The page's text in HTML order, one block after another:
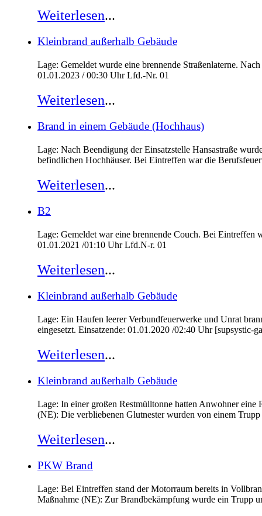
Weiterlesen...
Kleinbrand außerhalb Gebäude
Lage: Gemeldet wurde eine brennende Straßenlaterne.
01.01.2023 / 00:30 Uhr Lfd.-Nr. 01
Weiterlesen...
Brand in einem Gebäude (Hochhaus)
Lage: Nach Beendigung der Einsatzstelle Hansastraße
befindlichen Hochhäuser. Bei Eintreffen war die
Weiterlesen...
B2
Lage: Gemeldet war eine brennende Couch. Bei
01.01.2021 /01:10 Uhr Lfd.N-r. 01
Weiterlesen...
Kleinbrand außerhalb Gebäude
Lage: Ein Haufen leerer Verbundfeuerwerke und Unrat
eingesetzt. Einsatzende: 01.01.2020 /02:40 Uhr
Weiterlesen...
Kleinbrand außerhalb Gebäude
Lage: In einer großen Restmülltonne hatten Anwohner
(NE): Die verbliebenen Glutnester wurden von einem
Weiterlesen...
PKW Brand
Lage: Bei Eintreffen stand der Motorraum bereits in
Maßnahme (NE): Zur Brandbekämpfung wurde ein Trupp